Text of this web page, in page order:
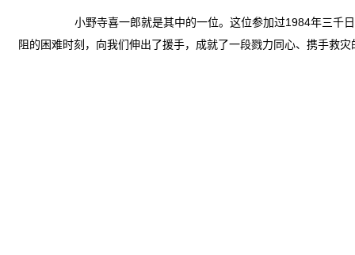
小野寺喜一郎就是其中的一位。这位参加过1984年三千
阻的困难时刻，向我们伸出了援手，成就了一段戮力同心、携手救灾